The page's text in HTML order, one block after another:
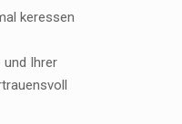
keressen
und Ihrer